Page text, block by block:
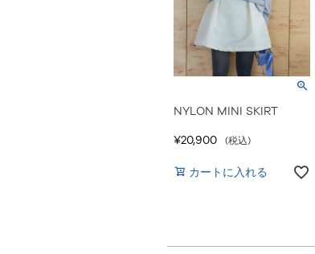
NYLON MINI SKIRT
¥20,900 税込
カートに入れる